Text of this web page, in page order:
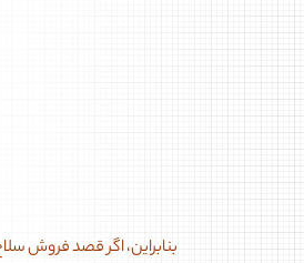
بنابراین، اگر قصد فروش